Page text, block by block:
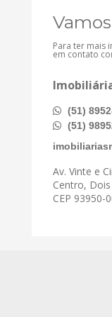
Para ter mais
em contato
(51)
(51)
Av. Vinte e
Centro,
CEP 93950-